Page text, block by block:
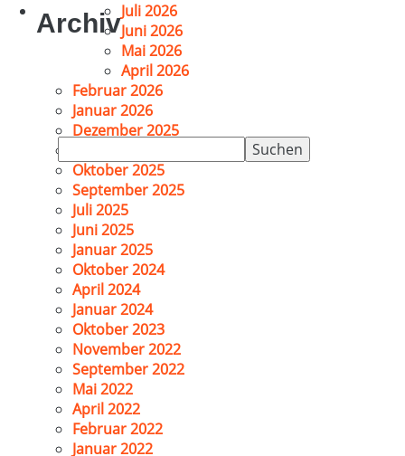
Suchen
nach:
ArchivJuli 2026
Juni 2026
Mai 2026
April 2026
Februar 2026
Januar 2026
Dezember 2025
Oktober 2025
September 2025
Juli 2025
Juni 2025
Januar 2025
Oktober 2024
April 2024
Januar 2024
Oktober 2023
November 2022
September 2022
Mai 2022
April 2022
Februar 2022
Januar 2022